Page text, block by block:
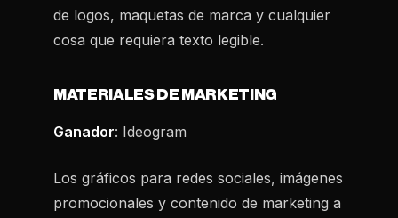
de logos, maquetas de marca y cualquier
cosa que requiera texto legible.
MATERIALES DE MARKETING
Ganador: Ideogram
Los gráficos para redes sociales, imágenes
promocionales y contenido de marketing a